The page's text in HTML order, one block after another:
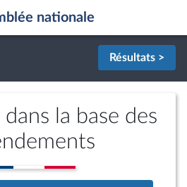
nationale
Résultats >
la base des